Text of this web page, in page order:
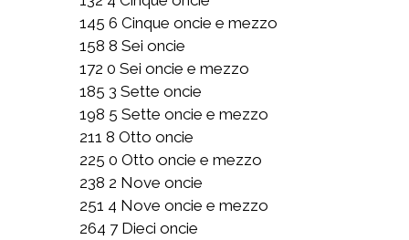
145 6 Cinque oncie e mezzo
158 8 Sei oncie
172 0 Sei oncie e mezzo
185 3 Sette oncie
198 5 Sette oncie e mezzo
211 8 Otto oncie
225 0 Otto oncie e mezzo
238 2 Nove oncie
251 4 Nove oncie e mezzo
264 7 Dieci oncie